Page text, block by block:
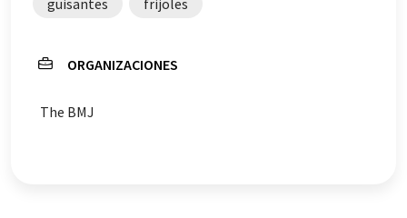
guisantes frijoles
ORGANIZACIONES
The BMJ